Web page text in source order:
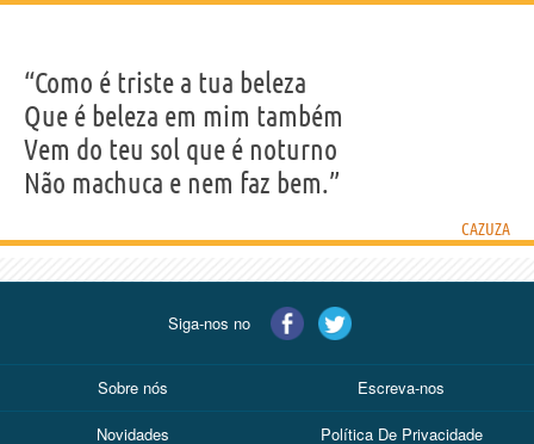
“Como é triste a tua beleza
Que é beleza em mim também
Vem do teu sol que é noturno
Não machuca e nem faz bem.”
CAZUZA
Siga-nos no
Sobre nós Escreva-nos
Novidades Política De Privacidade